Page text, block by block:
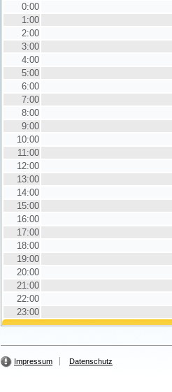
0:00
1:00
2:00
3:00
4:00
5:00
6:00
7:00
8:00
9:00
10:00
11:00
12:00
13:00
14:00
15:00
16:00
17:00
18:00
19:00
20:00
21:00
22:00
23:00
Impressum Datenschutz